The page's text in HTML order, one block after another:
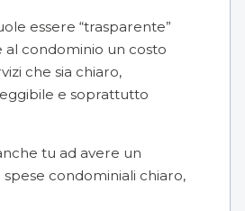
essere “trasparente”
condominio un costo
che sia chiaro,
e soprattutto
tu ad avere un
spese condominiali chiaro,